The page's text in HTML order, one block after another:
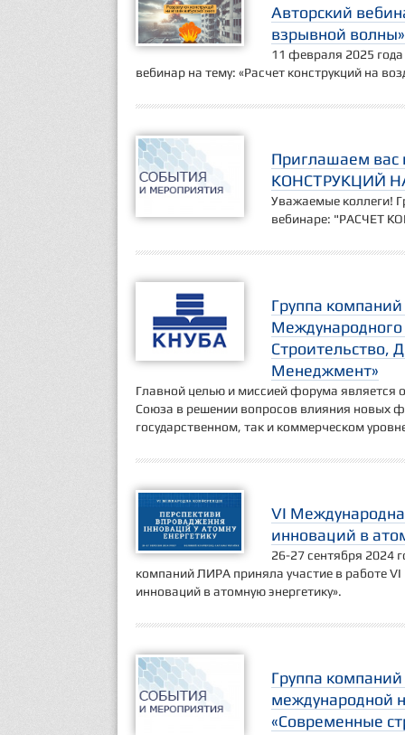
Авторский
взрывной волны»
11 февраля 2025
вебинар на тему: «Расчет конструкций на
Приглашаем вас
КОНСТРУКЦИЙ
Уважаемые коллеги!
вебинаре: "РАСЧЕТ
Группа
Международного
Строительство,
Менеджмент»
Главной целью и миссией форума является
Союза в решении вопросов влияния новых
государственном, так и коммерческом
VI
инноваций в
26-27 сентября 2024
компаний ЛИРА приняла участие в работе
инноваций в атомную энергетику».
Группа
международной
«Современные